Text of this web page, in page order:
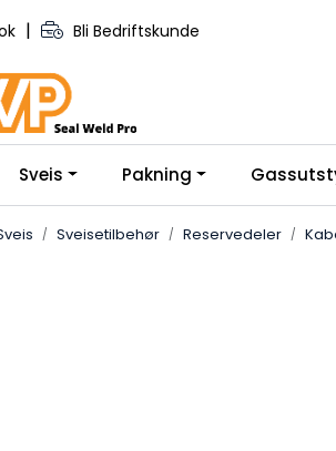
| Bli Bedriftskunde
Sveis Pakning
Sveisetilbehør Reservedeler